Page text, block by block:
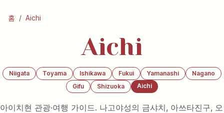
홈 / Aichi
Aichi
Niigata Toyama Ishikawa Fukui Yamanashi
Nagano
Gifu
Shizuoka Aichi
아이치현 관광·여행 가이드. 나고야성의 금샤치, 아쓰타진구, 오